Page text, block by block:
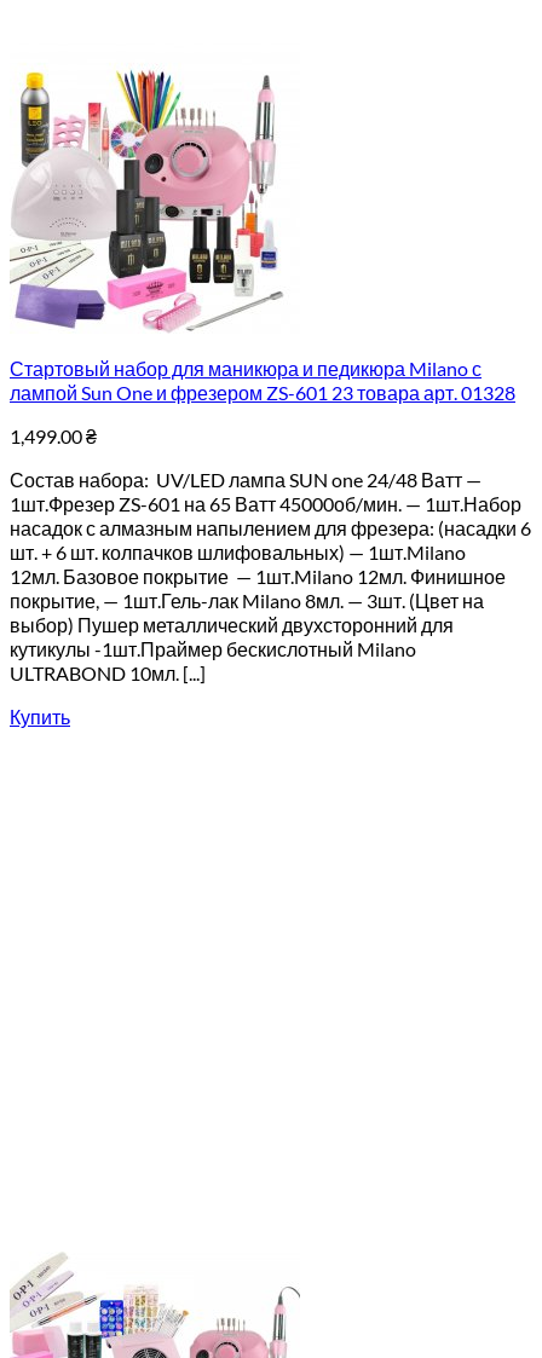
Стартовый набор для маникюра и педикюра Milano с
лампой Sun One и фрезером ZS-601 23 товара арт. 01328
1,499.00₴
Состав набора: UV/LED лампа SUN one 24/48 Ватт —
1шт.Фрезер ZS-601 на 65 Ватт 45000об/мин. — 1шт.Набор
насадок с алмазным напылением для фрезера: (насадки 6
шт. + 6 шт. колпачков шлифовальных) — 1шт.Milano
12мл. Базовое покрытие — 1шт.Milano 12мл. Финишное
покрытие, — 1шт.Гель-лак Milano 8мл. — 3шт. (Цвет на
выбор) Пушер металлический двухсторонний для
кутикулы -1шт.Праймер бескислотный Milano
ULTRABOND 10мл. [...]
Купить